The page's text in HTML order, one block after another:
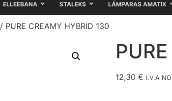
ELLEEBANA STALEKS LÁMPARAS AMATIX
/ PURE CREAMY HYBRID 130
12,30 € I.V.A